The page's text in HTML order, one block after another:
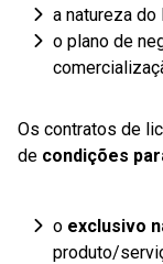
a natureza do
o plano de
Os contratos de
de condições
o exclusivo
produto/